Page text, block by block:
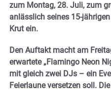
zum Montag, 28. Juli, zum
anlässlich seines 15-
Krut ein.
Den Auftakt macht am
erwartete „Flamingo Neon
mit gleich zwei DJs – ein
Feierlaune versetzen soll.